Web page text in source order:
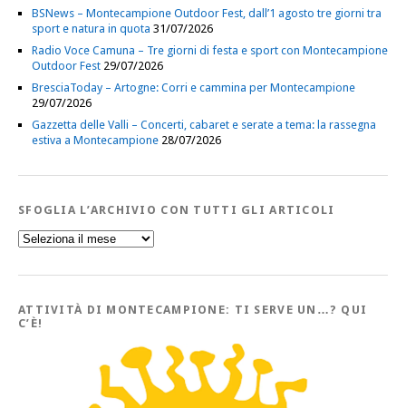
BSNews – Montecampione Outdoor Fest, dall’1 agosto tre giorni tra
sport e natura in quota 31/07/2026
Radio Voce Camuna – Tre giorni di festa e sport con Montecampione
Outdoor Fest 29/07/2026
BresciaToday – Artogne: Corri e cammina per Montecampione
29/07/2026
Gazzetta delle Valli – Concerti, cabaret e serate a tema: la rassegna
estiva a Montecampione 28/07/2026
SFOGLIA L’ARCHIVIO CON TUTTI GLI ARTICOLI
Sfoglia
l’Archivio
tutti
Articoli
ATTIVITÀ DI MONTECAMPIONE: TI SERVE UN…? QUI
C’È!